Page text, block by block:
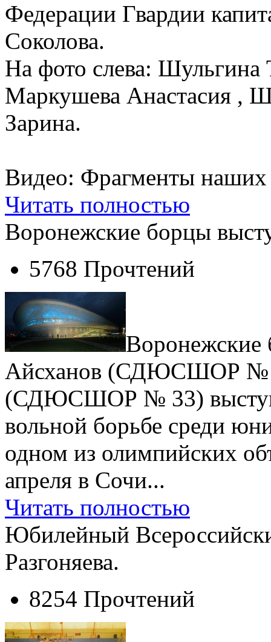
Федерации Гвардии
Соколова.
На фото слева: Шульгина
Маркушева Анастасия ,
Зарина.
Видео: Фрагменты наших
Читать полностью
Воронежские борцы
5768 Прочтений
Воронежские
Айсханов (СДЮСШОР №
(СДЮСШОР № 33)
вольной борьбе среди
одном из олимпийских
апреля в Сочи...
Читать полностью
Юбилейный
Разгоняева.
8254 Прочтений